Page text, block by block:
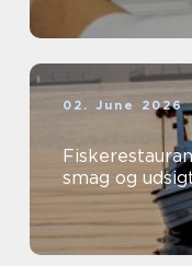
02. June 2026
smag og